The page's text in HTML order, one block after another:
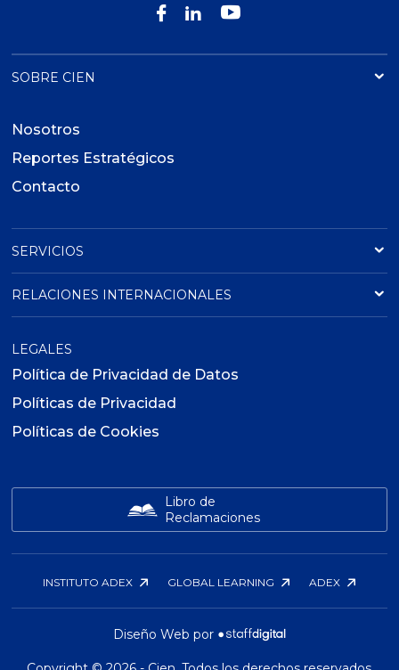
SOBRE CIEN
Nosotros
Reportes Estratégicos
Contacto
SERVICIOS
RELACIONES INTERNACIONALES
LEGALES
Política de Privacidad de Datos
Políticas de Privacidad
Políticas de Cookies
Libro de
Reclamaciones
INSTITUTO ADEX GLOBAL LEARNING ADEX
Diseño Web por